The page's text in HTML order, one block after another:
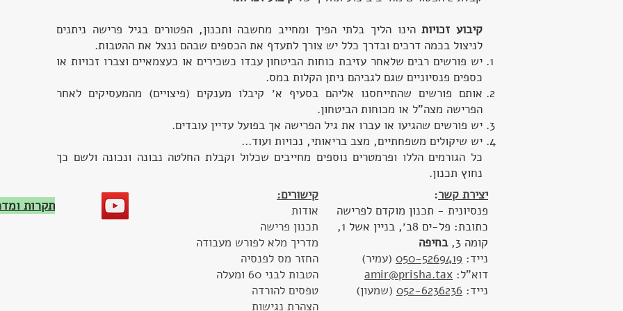
קיבוע זכויותהינו הליך בלתי הפיך ומחייב מחשבה ותכנון, הפטורים בגיל פרישה ניתנים
לניצול בכמה דרכים ובדרך כלל יש צורך לתעדף את הכספים שבהם ננצל את ההטבות.
יש פורשים רבים שלאחר עזיבת כוחות הביטחון עבדו כשכירים או כעצמאיים וצברו זכויות או
כספים פנסיוניים שגם לגביהם ניתן הקלות במס.
אותם פורשים שהתייחסנו אליהם בסעיף א׳ קיבלו מענקים (פיצויים) מהמעסיקים לאחר
הפרישה מצה"ל או מכוחות הביטחון.
יש פורשים שהגיעו או עברו את גיל הפרישה אך בפועל עדיין עובדים.
יש שיקולים משפחתיים, מצב בריאותי, נכויות ועוד...
כל הגורמים הללו ופרמטרים נוספים מחייבים שכלול וקבלת החלטה נבונה ונכונה ולשם כך
נחוץ תכנון.
תקרות
קישורים:
אודות
תכנון פרישה
מדריך מלא לפורש מעבודה
החזר מס לפנסיה
הטבות לבני 60 ומעלה
טפסים להורדה
הצהרת נגישות
יצירת קשר:
פנסיונית - תכנון מוקדם לפרישה
כתובת: פל-ים 8ב׳, בניין אשל 1,
קומה 3,
בחיפה
נייד: 050-5269419 (עמיר)
דוא"ל: amir@prisha.tax
נייד: 052-6236236 (שמעון)